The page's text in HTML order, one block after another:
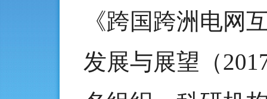
《跨国跨洲电网
发展与展望（